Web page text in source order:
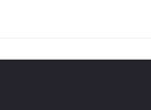
度高于传统网站50％；2.